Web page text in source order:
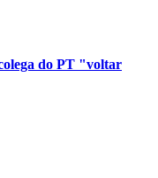
do PT "voltar